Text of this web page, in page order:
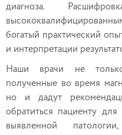
диагноза.
богатый практический
и интерпретации
Наши врачи не
полученные во время
но и дадут
обратиться пациенту для
выявленной